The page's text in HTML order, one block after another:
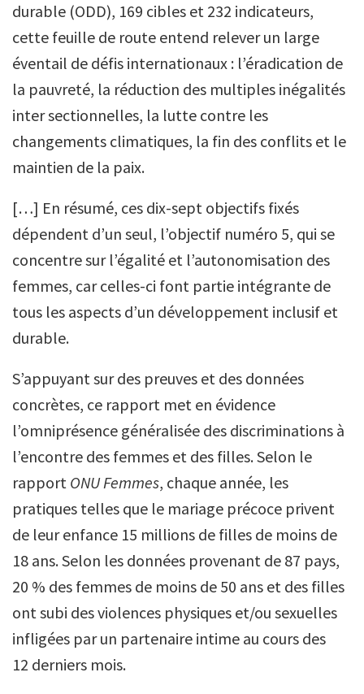
durable (ODD), 169 cibles et 232 indicateurs,
cette feuille de route entend relever un large
éventail de défis internationaux : l’éradication de
la pauvreté, la réduction des multiples inégalités
inter sectionnelles, la lutte contre les
changements climatiques, la fin des conflits et le
maintien de la paix.
[…] En résumé, ces dix-sept objectifs fixés
dépendent d’un seul, l’objectif numéro 5, qui se
concentre sur l’égalité et l’autonomisation des
femmes, car celles-ci font partie intégrante de
tous les aspects d’un développement inclusif et
durable.
S’appuyant sur des preuves et des données
concrètes, ce rapport met en évidence
l’omniprésence généralisée des discriminations à
l’encontre des femmes et des filles. Selon le
rapport ONU Femmes, chaque année, les
pratiques telles que le mariage précoce privent
de leur enfance 15 millions de filles de moins de
18 ans. Selon les données provenant de 87 pays,
20 % des femmes de moins de 50 ans et des filles
ont subi des violences physiques et/ou sexuelles
infligées par un partenaire intime au cours des
12 derniers mois.